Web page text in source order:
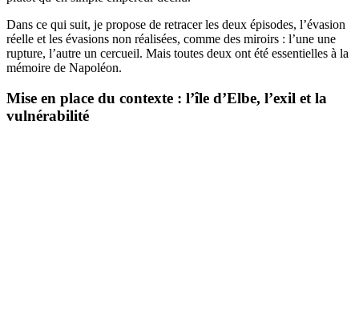
Dans ce qui suit, je propose de retracer les deux épisodes, l’évasion
réelle et les évasions non réalisées, comme des miroirs : l’une une
rupture, l’autre un cercueil. Mais toutes deux ont été essentielles à la
mémoire de Napoléon.
Mise en place du contexte : l’île d’Elbe, l’exil et la
vulnérabilité